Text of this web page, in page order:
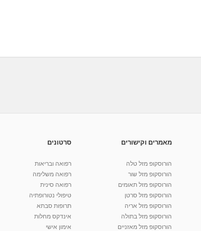
מאמרים וקישורים
הורוסקופ מזל טלה
הורוסקופ מזל שור
הורוסקופ מזל תאומים
הורוסקופ מזל סרטן
הורוסקופ מזל אריה
הורוסקופ מזל בתולה
הורוסקופ מזל מאזניים
סרטונים
רפואה ובריאות
רפואה משלימה
רפואה סינית
טיפולי נטורופתיה
תרופות סבתא
אינדקס מחלות
אימון אישי